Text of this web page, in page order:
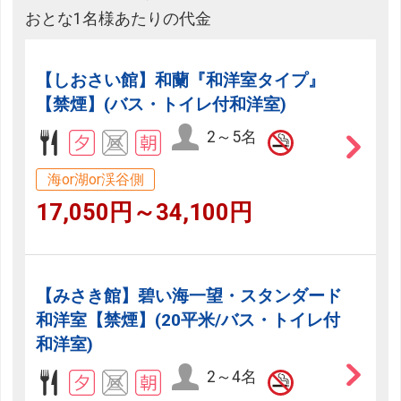
おとな1名様あたりの代金
【しおさい館】和蘭『和洋室タイプ』
【禁煙】(バス・トイレ付和洋室)
2～5名
海or湖or渓谷側
17,050円～34,100円
【みさき館】碧い海一望・スタンダード
和洋室【禁煙】(20平米/バス・トイレ付
和洋室)
2～4名